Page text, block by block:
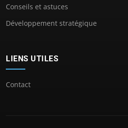
Conseils et astuces
Développement stratégique
LIENS UTILES
Contact